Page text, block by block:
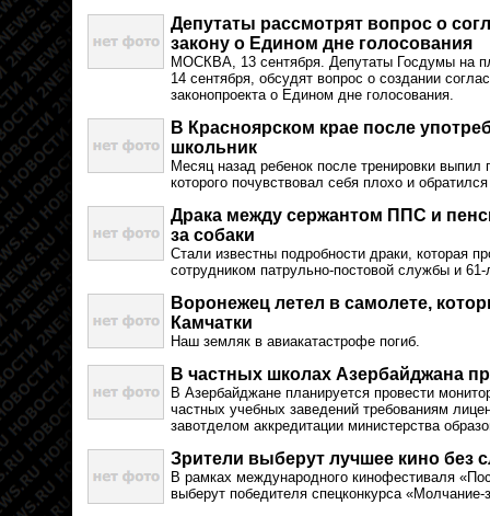
Депутаты рассмотрят вопрос о
закону о Едином дне голосования
МОСКВА, 13 сентября. Депутаты Госдумы на
14 сентября, обсудят вопрос о создании
законопроекта о Едином дне голосования.
В Красноярском крае после
школьник
Месяц назад ребенок после тренировки выпил
которого почувствовал себя плохо и
Драка между сержантом ППС и
за собаки
Стали известны подробности драки, которая
сотрудником патрульно-постовой службы и
Воронежец летел в самолете,
Камчатки
Наш земляк в авиакатастрофе погиб.
В частных школах Азербайджана
В Азербайджане планируется провести
частных учебных заведений требованиям
завотделом аккредитации министерства
Зрители выберут лучшее кино без
В рамках международного кинофестиваля
выберут победителя спецконкурса «Молчание-